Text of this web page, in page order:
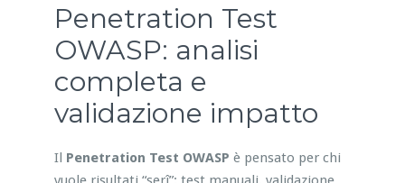
Penetration Test
OWASP: analisi
completa e
validazione impatto
Il Penetration Test OWASP è pensato per chi